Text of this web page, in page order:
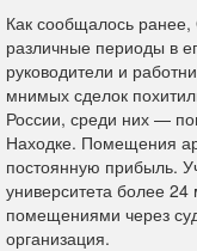
Как сообщалось
различные периоды в
руководители и
мнимых сделок
России, среди них —
Находке. Помещения
постоянную прибыль.
университета более
помещениями через
организация.